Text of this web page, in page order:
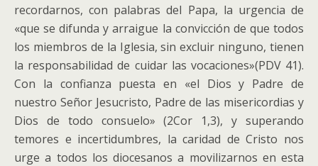
recordarnos, con palabras del Papa, la urgencia de
«que se difunda y arraigue la convicción de que todos
los miembros de la Iglesia, sin excluir ninguno, tienen
la responsabilidad de cuidar las vocaciones»(PDV 41).
Con la confianza puesta en «el Dios y Padre de
nuestro Señor Jesucristo, Padre de las misericordias y
Dios de todo consuelo» (2Cor 1,3), y superando
temores e incertidumbres, la caridad de Cristo nos
urge a todos los diocesanos a movilizarnos en esta